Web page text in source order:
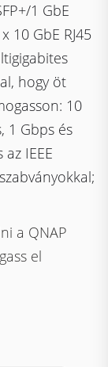
1 GbE
10 GbE RJ45
hogy öt
10
1 Gbps és
IEEE
a QNAP
el